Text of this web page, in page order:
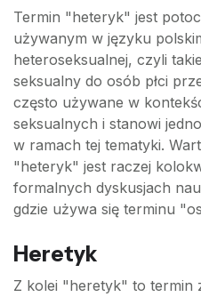
Termin "heteryk" jest
używanym w języku
heteroseksualnej, czyli
seksualny do osób płci
często używane w
seksualnych i stanowi
w ramach tej tematyki.
"heteryk" jest raczej
formalnych dyskusjach
gdzie używa się terminu
Heretyk
Z kolei "heretyk" to termin